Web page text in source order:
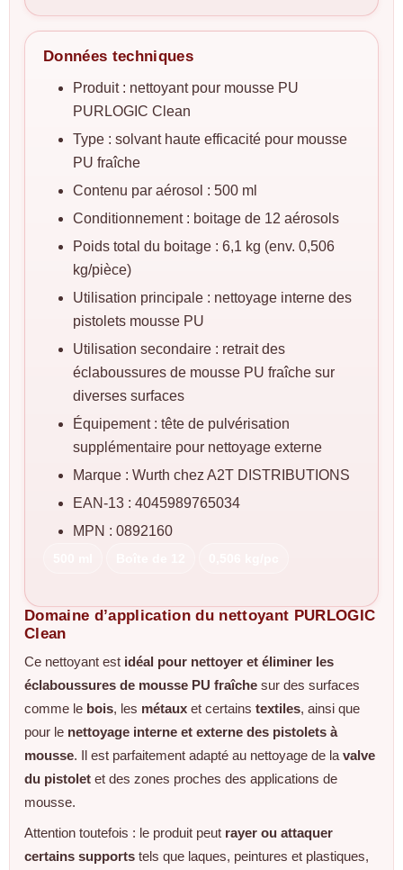
Données techniques
Produit : nettoyant pour mousse PU
PURLOGIC Clean
Type : solvant haute efficacité pour mousse
PU fraîche
Contenu par aérosol : 500 ml
Conditionnement : boitage de 12 aérosols
Poids total du boitage : 6,1 kg (env. 0,506
kg/pièce)
Utilisation principale : nettoyage interne des
pistolets mousse PU
Utilisation secondaire : retrait des
éclaboussures de mousse PU fraîche sur
diverses surfaces
Équipement : tête de pulvérisation
supplémentaire pour nettoyage externe
Marque : Wurth chez A2T DISTRIBUTIONS
EAN-13 : 4045989765034
MPN : 0892160
Domaine d’application du nettoyant PURLOGIC
Clean
Ce nettoyant est idéal pour nettoyer et éliminer les
éclaboussures de mousse PU fraîche sur des surfaces
comme le bois, les métaux et certains textiles, ainsi que
pour le nettoyage interne et externe des pistolets à
mousse. Il est parfaitement adapté au nettoyage de la valve
du pistolet et des zones proches des applications de
mousse.
Attention toutefois : le produit peut rayer ou attaquer
certains supports tels que laques, peintures et plastiques,